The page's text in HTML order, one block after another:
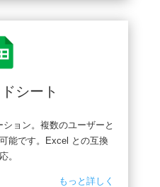
シート
ョン。複数のユーザーと
能です。Excel との互換
。
もっと詳しく